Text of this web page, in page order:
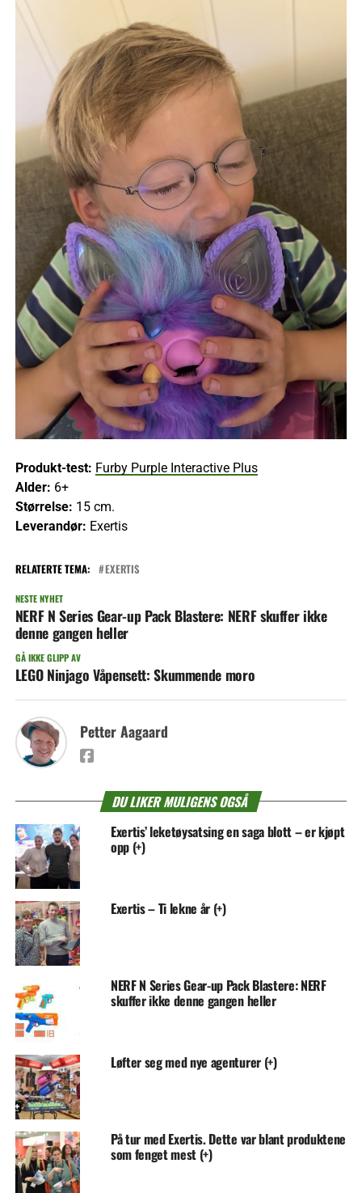
Produkt-test: Furby Purple Interactive Plus
Alder: 6+
Størrelse: 15 cm.
Leverandør: Exertis
RELATERTE TEMA: EXERTIS
NESTE NYHET
NERF N Series Gear-up Pack Blastere: NERF skuffer ikke
denne gangen heller
GÅ IKKE GLIPP AV
LEGO Ninjago Våpensett: Skummende moro
Petter Aagaard
DU LIKER MULIGENS OGSÅ
Exertis’ leketøysatsing en saga blott – er kjøpt
opp (+)
Exertis – Ti lekne år (+)
NERF N Series Gear-up Pack Blastere: NERF
skuffer ikke denne gangen heller
Løfter seg med nye agenturer (+)
På tur med Exertis. Dette var blant produktene
som fenget mest (+)